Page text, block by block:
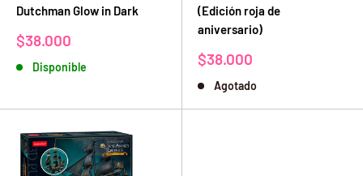
Dutchman Glow in Dark
Precio
venta
$38.000
Disponible
(Edición roja de
aniversario)
Precio
venta
$38.000
Agotado